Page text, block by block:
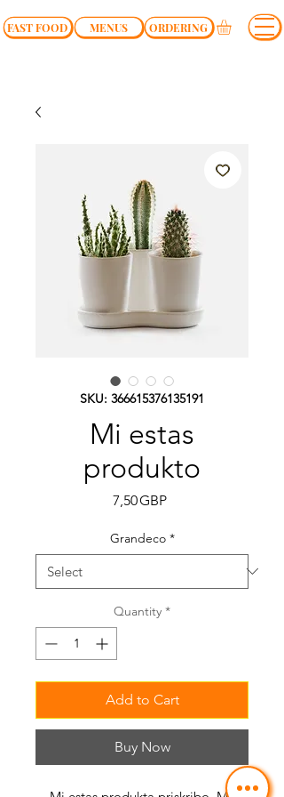
FAST FOOD MENUS ORDERING
SKU: 366615376135191
Mi estas
produkto
7,50 GBPPrice
Grandeco *
Quantity *
Add to Cart
Buy Now